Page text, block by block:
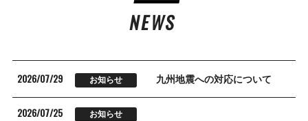
NEWS
2026/07/29 お知らせ 九州地震への対応について
2026/07/25 お知らせ